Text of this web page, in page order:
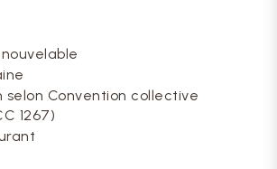
selon Convention collective
1267)